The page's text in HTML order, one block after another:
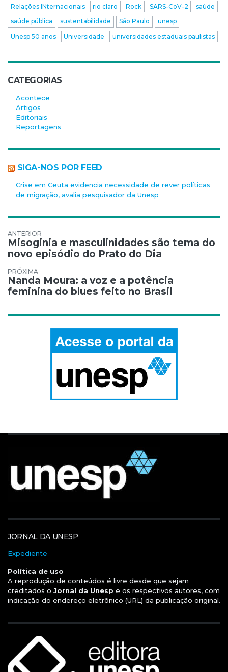
Relações INternacionais
rio claro Rock SARS-CoV-2
saúde
saúde pública
sustentabilidade São Paulo
unesp
Unesp 50 anos
Universidade universidades estaduais paulistas
CATEGORIAS
Acontece
Artigos
Editoriais
Reportagens
SIGA-NOS POR FEED
Crise em Ceuta evidencia necessidade de rever políticas
de migração, avalia pesquisador da Unesp
Navegação de Post
Misoginia e masculinidades são tema do
novo episódio do Prato do Dia
Nanda Moura: a voz e a potência
feminina do blues feito no Brasil
JORNAL DA UNESP
Expediente
Política de uso
A reprodução de conteúdos é livre desde que sejam
creditados o Jornal da Unesp e os respectivos autores, com
indicação do endereço eletrônico (URL) da publicação original.